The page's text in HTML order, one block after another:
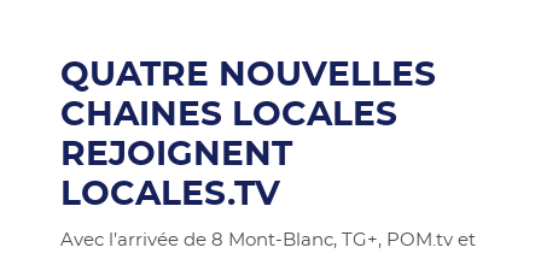
QUATRE NOUVELLES
CHAINES LOCALES
REJOIGNENT
LOCALES.TV
Avec l’arrivée de 8 Mont-Blanc, TG+, POM.tv et